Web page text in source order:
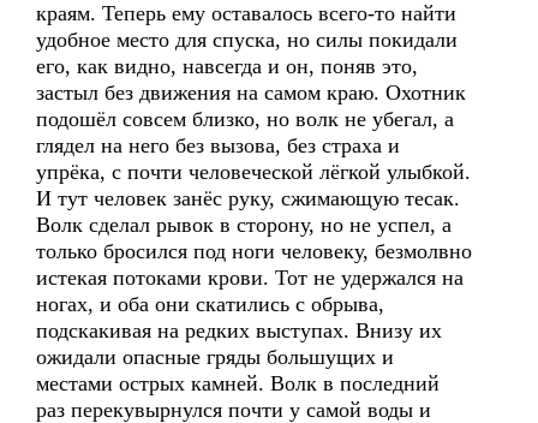
краям. Теперь ему оставалось всего-то найти
удобное место для спуска, но силы покидали
его, как видно, навсегда и он, поняв это,
застыл без движения на самом краю. Охотник
подошёл совсем близко, но волк не убегал, а
глядел на него без вызова, без страха и
упрёка, с почти человеческой лёгкой улыбкой.
И тут человек занёс руку, сжимающую тесак.
Волк сделал рывок в сторону, но не успел, а
только бросился под ноги человеку, безмолвно
истекая потоками крови. Тот не удержался на
ногах, и оба они скатились с обрыва,
подскакивая на редких выступах. Внизу их
ожидали опасные гряды большущих и
местами острых камней. Волк в последний
раз перекувырнулся почти у самой воды и